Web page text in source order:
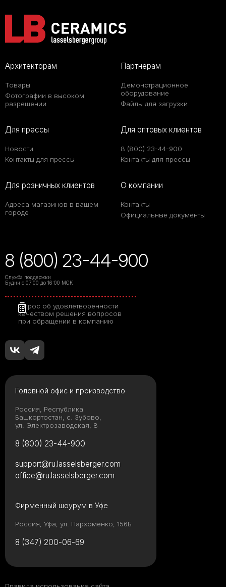
Архитекторам
Товары
Фотографии в высоком
разрешении
Партнерам
Демонстрационное
оборудование
Файлы для загрузки
Для прессы
Новости
Контакты для прессы
Для оптовых клиентов
8 (800) 23-44-900
Контакты для прессы
Для розничных клиентов
Адреса магазинов в вашем
городе
О компании
Контакты
Официальные документы
8 (800) 23-44-900
Служба поддержки
Будни с 07:00 до 16:00 МСК
Опрос об удовлетворенности
качеством решения вопросов
при обращении в компанию
Головной офис и производство
Россия, Республика
Башкортостан, с. Зубово,
ул. Электрозаводская, 8
8 (800) 23-44-900
Фирменный шоурум в Уфе
Россия, Уфа, ул. Пархоменко, 156Б
8 (347) 200-06-69
support@ru.lasselsberger.com
office@ru.lasselsberger.com